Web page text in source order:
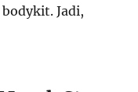
Jadi,